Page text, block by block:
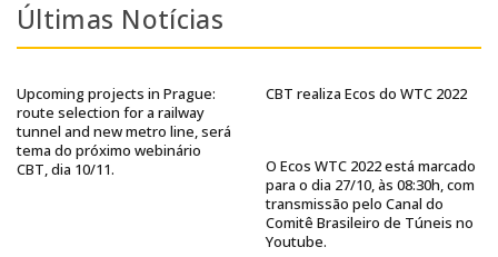
Últimas Notícias
Upcoming projects in Prague:
route selection for a railway
tunnel and new metro line, será
tema do próximo webinário
CBT, dia 10/11.
CBT realiza Ecos do WTC 2022
O Ecos WTC 2022 está marcado
para o dia 27/10, às 08:30h, com
transmissão pelo Canal do
Comitê Brasileiro de Túneis no
Youtube.